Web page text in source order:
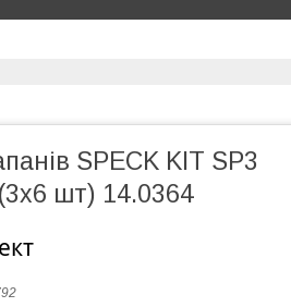
SPECK KIT SP3
шт) 14.0364